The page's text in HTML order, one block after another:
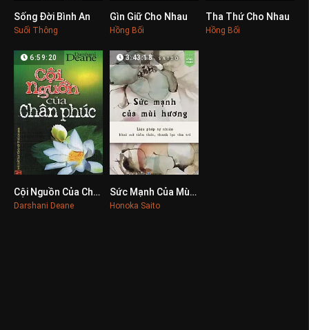
Sống Đời Bình An
Suối Thông
Gìn Giữ Cho Nhau
Hồng Bối
0
Tha Thứ Cho Nhau
Hồng Bối
0
6:59:20
Cội Nguồn Của Chân Phúc
Darshani Deane
0
3:43:18
Sức Mạnh Của Mùi Hương
Honoka Saito